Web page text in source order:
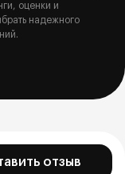
оценки и
надежного
отзыв